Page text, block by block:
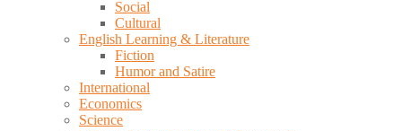
Social
Cultural
English Learning & Literature
Fiction
Humor and Satire
International
Economics
Science